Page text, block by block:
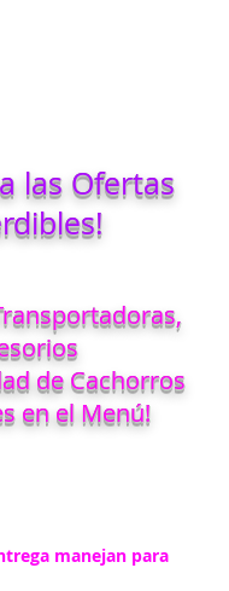
las Ofertas
de Cachorros
en el Menú!
manejan para